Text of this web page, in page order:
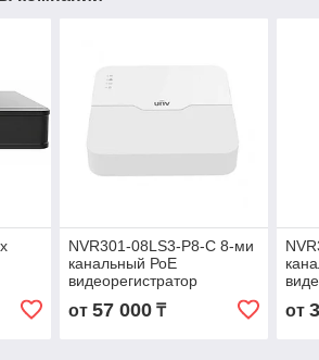
NVR301-08LS3-P8-C 8-ми
канальный РоЕ
видеорегистратор
от 57 000₸ от